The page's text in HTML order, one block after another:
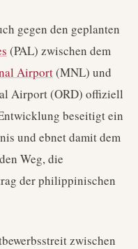
gegen den geplanten
(PAL) zwischen dem
Airport(MNL) und
Airport (ORD) offiziell
beseitigt ein
und ebnet damit dem
Weg, die
der philippinischen
zwischen